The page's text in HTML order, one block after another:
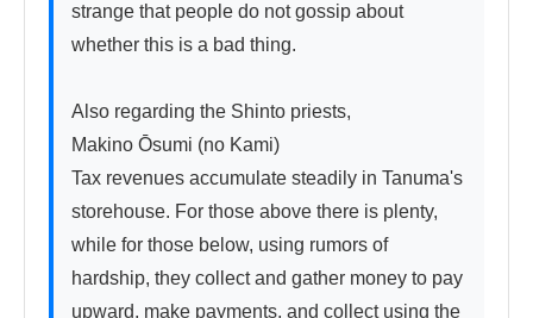
strange that people do not gossip about
whether this is a bad thing.
Also regarding the Shinto priests,
Makino Ōsumi (no Kami)
Tax revenues accumulate steadily in Tanuma's
storehouse. For those above there is plenty,
while for those below, using rumors of
hardship, they collect and gather money to pay
upward, make payments, and collect using the